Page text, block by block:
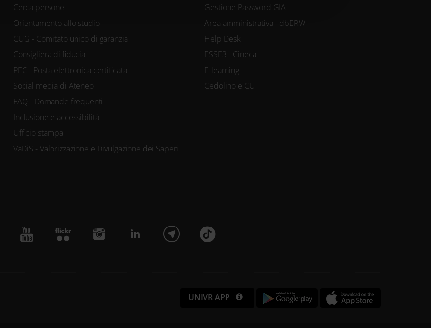
Cerca persone
Orientamento allo studio
CUG - Comitato unico di garanzia
Consigliera di fiducia
PEC - Posta elettronica certificata
Social media di Ateneo
FAQ - Domande frequenti
Inclusione e accessibilità
Ufficio stampa
VaDiS - Valorizzazione e Divulgazione dei Saperi
Gestione Password GIA
Area amministrativa - dbERW
Help Desk
ESSE3 - Cineca
E-learning
Cedolino e CU
UNIVR APP